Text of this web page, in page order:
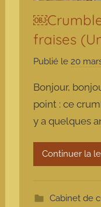
fraises
Publié le20
Bonjour,
point : ce
y a quelques
Continuer la
Cabinet de